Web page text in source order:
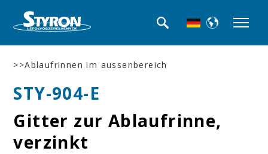
>>Ablaufrinnen im aussenbereich
STY-904-E
Gitter zur Ablaufrinne,
verzinkt